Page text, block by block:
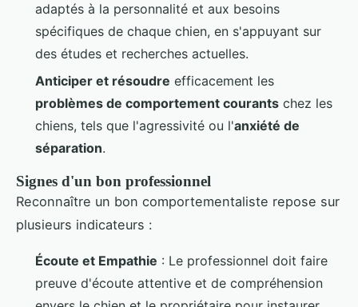
adaptés à la personnalité et aux besoins
spécifiques de chaque chien, en s'appuyant sur
des études et recherches actuelles.
Anticiper et résoudre efficacement les
problèmes de comportement courants chez les
chiens, tels que l'agressivité ou l'anxiété de
séparation.
Signes d'un bon professionnel
Reconnaître un bon comportementaliste repose sur
plusieurs indicateurs :
Écoute et Empathie : Le professionnel doit faire
preuve d'écoute attentive et de compréhension